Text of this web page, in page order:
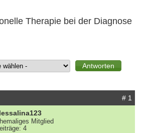
Therapie bei der Diagnose
# 1
Mitglied
4